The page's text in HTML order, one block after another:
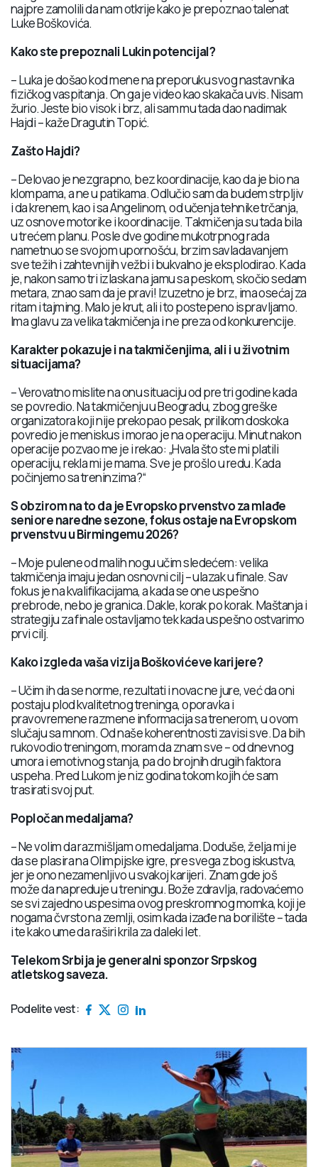
najpre zamolili da nam otkrije kako je prepoznao talenat
Luke Boškovića.
Kako ste prepoznali Lukin potencijal?
– Luka je došao kod mene na preporuku svog nastavnika
fizičkog vaspitanja. On ga je video kao skakača uvis. Nisam
žurio. Jeste bio visok i brz, ali sam mu tada dao nadimak
Hajdi – kaže Dragutin Topić.
Zašto Hajdi?
– Delovao je nezgrapno, bez koordinacije, kao da je bio na
klompama, a ne u patikama. Odlučio sam da budem strpljiv
i da krenem, kao i sa Angelinom, od učenja tehnike trčanja,
uz osnove motorike i koordinacije. Takmičenja su tada bila
u trećem planu. Posle dve godine mukotrpnog rada
nametnuo se svojom upornošću, brzim savladavanjem
sve težih i zahtevnijih vežbi i bukvalno je eksplodirao. Kada
je, nakon samo tri izlaska na jamu sa peskom, skočio sedam
metara, znao sam da je pravi! Izuzetno je brz, ima osećaj za
ritam i tajming. Malo je krut, ali i to postepeno ispravljamo.
Ima glavu za velika takmičenja i ne preza od konkurencije.
Karakter pokazuje i na takmičenjima, ali i u životnim
situacijama?
– Verovatno mislite na onu situaciju od pre tri godine kada
se povredio. Na takmičenju u Beogradu, zbog greške
organizatora koji nije prekopao pesak, prilikom doskoka
povredio je meniskus i morao je na operaciju. Minut nakon
operacije pozvao me je i rekao: „Hvala što ste mi platili
operaciju, rekla mi je mama. Sve je prošlo u redu. Kada
počinjemo sa treninzima?“
S obzirom na to da je Evropsko prvenstvo za mlađe
seniore naredne sezone, fokus ostaje na Evropskom
prvenstvu u Birmingemu 2026?
– Moje pulene od malih nogu učim sledećem: velika
takmičenja imaju jedan osnovni cilj – ulazak u finale. Sav
fokus je na kvalifikacijama, a kada se one uspešno
prebrode, nebo je granica. Dakle, korak po korak. Maštanja i
strategiju za finale ostavljamo tek kada uspešno ostvarimo
prvi cilj.
Kako izgleda vaša vizija Boškovićeve karijere?
– Učim ih da se norme, rezultati i novac ne jure, već da oni
postaju plod kvalitetnog treninga, oporavka i
pravovremene razmene informacija sa trenerom, u ovom
slučaju sa mnom. Od naše koherentnosti zavisi sve. Da bih
rukovodio treningom, moram da znam sve – od dnevnog
umora i emotivnog stanja, pa do brojnih drugih faktora
uspeha. Pred Lukom je niz godina tokom kojih će sam
trasirati svoj put.
Popločan medaljama?
– Ne volim da razmišljam o medaljama. Doduše, želja mi je
da se plasira na Olimpijske igre, pre svega zbog iskustva,
jer je ono nezamenljivo u svakoj karijeri. Znam gde još
može da napreduje u treningu. Bože zdravlja, radovaćemo
se svi zajedno uspesima ovog preskromnog momka, koji je
nogama čvrsto na zemlji, osim kada izađe na borilište – tada
i te kako ume da raširi krila za daleki let.
Telekom Srbija je generalni sponzor Srpskog
atletskog saveza.
Podelite vest: